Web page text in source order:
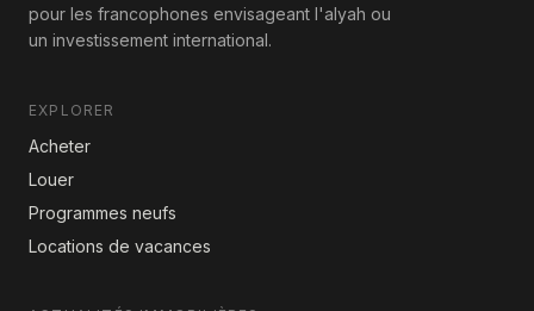
pour les francophones envisageant l'alyah ou
un investissement international.
EXPLORER
Acheter
Louer
Programmes neufs
Locations de vacances